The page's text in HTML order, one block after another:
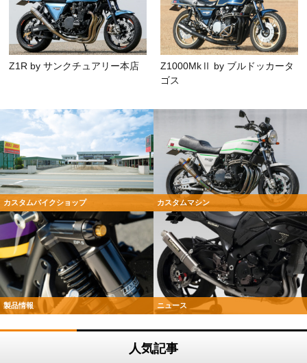
Z1R by サンクチュアリー本店
Z1000MkⅡ by ブルドッカータ
ゴス
カスタムバイクショップ カスタムマシン
製品情報 ニュース
人気記事